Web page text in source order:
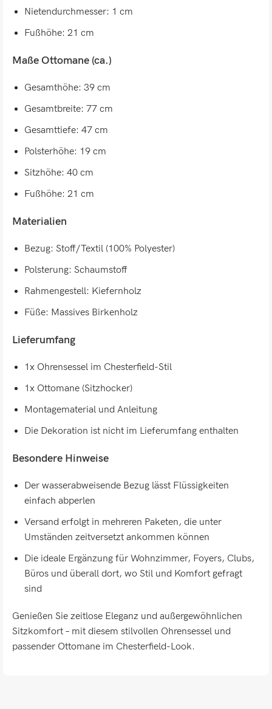
Nietendurchmesser: 1 cm
Fußhöhe: 21 cm
Maße Ottomane (ca.)
Gesamthöhe: 39 cm
Gesamtbreite: 77 cm
Gesamttiefe: 47 cm
Polsterhöhe: 19 cm
Sitzhöhe: 40 cm
Fußhöhe: 21 cm
Materialien
Bezug: Stoff/Textil (100% Polyester)
Polsterung: Schaumstoff
Rahmengestell: Kiefernholz
Füße: Massives Birkenholz
Lieferumfang
1x Ohrensessel im Chesterfield-Stil
1x Ottomane (Sitzhocker)
Montagematerial und Anleitung
Die Dekoration ist nicht im Lieferumfang enthalten
Besondere Hinweise
Der wasserabweisende Bezug lässt Flüssigkeiten
einfach abperlen
Versand erfolgt in mehreren Paketen, die unter
Umständen zeitversetzt ankommen können
Die ideale Ergänzung für Wohnzimmer, Foyers, Clubs,
Büros und überall dort, wo Stil und Komfort gefragt
sind
Genießen Sie zeitlose Eleganz und außergewöhnlichen
Sitzkomfort – mit diesem stilvollen Ohrensessel und
passender Ottomane im Chesterfield-Look.